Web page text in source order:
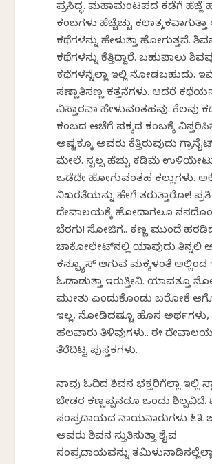
ಪ್ರಸಿದ್ಧ. ಮಹಾಮಂಟಪದ ಕಡೆಗೆ ಹೆಜ್ಜೆ
ಕಂಬಗಳು ಹೆಚ್ಚೆಚ್ಚು
ಕಥೆಗಳನ್ನು ಹೇಳುತ್ತಾ ಹೋಗುತ್ತವೆ.
ಕಥೆಗಳನ್ನು ಕೆತ್ತಿದ್ದಾರೆ. ಬಹುಪಾಲು
ಕಥೆಗಳನ್ನೆಲ್ಲಾ ಇಲ್ಲಿ ನೋಡಬಹುದು.
ಸಣ್ಣಾತಿಸಣ್ಣ ಕತ್ತನೆಗಳು. ಆದರೆ
ವಿಸ್ತಾರವಾಗಿ ಹೇಳುವಂತಹವು. ಕೆಲವು
ಕಂಬದ ಆಚೆಗೆ ಪಕ್ಕದ ಕಂಬಕ್ಕೆ
ಅಷ್ಟಕ್ಕೂ ಅವರು ಕೆತ್ತಿರುವುದು
ಮೇಲೆ. ಸ್ವಲ್ಪ ಹೆಚ್ಚು ಕಡಿಮೆ
ಒಡೆದೇ ಹೋಗುವಂತಹ ಕಲ್ಲುಗಳು.
ನಿಖರತೆಯನ್ನು ಹೇಗೆ ತರುತ್ತಾರೋ! ಪ್ರತಿ
ದೇವಾಲಯಕ್ಕೆ ಹೋದಾಗಲೂ
ಬೆರಗು! ಸೋಜಿಗ.. ಕಣ್ಣ ಮುಂದೆ
ಚಾಕೋಲೇಟ್‌ನಲ್ಲಿ ಯಾವುದು ತಿನ್ನಲಿ
ಕನ್ಫ್ಯೂಸ್‌ ಆಗುವ ಮಕ್ಕಳಂತೆ ಅಲ್ಲಿಂದ
ಓಡಾಡುತ್ತಾ ಇರುತ್ತೀನಿ. ಯಾವತ್ತೂ
ಮುಗೀತು ಎಂದುಕೊಂಡು ಬರೋಕೆ
ಇಲ್ಲ, ನೋಡಿದಷ್ಟೂ ಹೊಸ ಅರ್ಥಗಳು,
ಹಲವಾರು ತಿಳಿವುಗಳು.. ಈ
ತೆರೆದಿಟ್ಟ ಪುಸ್ತಕಗಳು.
ನಾವು ಓದಿದ ಶಿವನ ಭಕ್ತರಿಗೆಲ್ಲಾ ಇಲ್ಲಿ
ಬೇಡರ ಕಣ್ಣಪ್ಪನದೂ ಒಂದು ಶಿಲ್ಪವಿದೆ.
ಸಂಪ್ರದಾಯದ ನಾಯನಾರುಗಳು ೬೩
ಅವರು ಶಿವನ ಸ್ತುತಿಸುತ್ತಾ ಶೈವ
ಸಂಪ್ರದಾಯವನ್ನು